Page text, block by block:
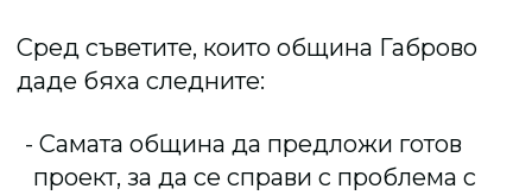
Сред съветите, които община Габрово
даде бяха следните:
Самата община да предложи готов
проект, за да се справи с проблема с